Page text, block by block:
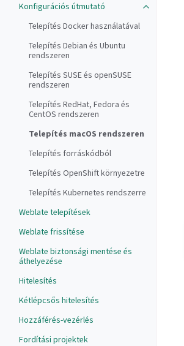
Konfigurációs útmutató
Telepítés Docker használatával
Telepítés Debian és Ubuntu
rendszeren
Telepítés SUSE és openSUSE
rendszeren
Telepítés RedHat, Fedora és
CentOS rendszeren
Telepítés macOS rendszeren
Telepítés forráskódból
Telepítés OpenShift környezetre
Telepítés Kubernetes rendszerre
Weblate telepítések
Weblate frissítése
Weblate biztonsági mentése és
áthelyezése
Hitelesítés
Kétlépcsős hitelesítés
Hozzáférés-vezérlés
Fordítási projektek